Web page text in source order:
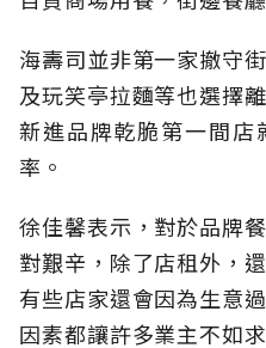
海壽司並非第一家撤守
及玩笑亭拉麵等也選擇
新進品牌乾脆第一間店
率。
徐佳馨表示，對於品牌
對艱辛，除了店租外，
有些店家還會因為生意
因素都讓許多業主不如